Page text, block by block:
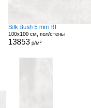
Silk Bush 5 mm Rt
100x100 см, пол/стены
13853 р/м²